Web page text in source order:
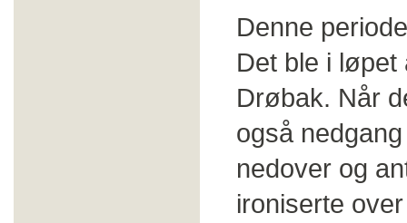
Denne
Det ble i løpet
Drøbak. Når
også
nedover og
ironiserte